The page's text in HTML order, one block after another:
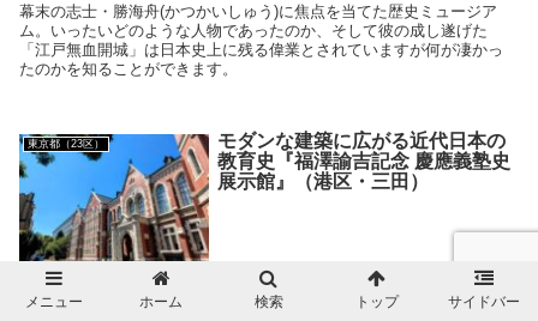
幕末の志士・勝海舟(かつかいしゅう)に焦点を当てた歴史ミュージア
ム。いったいどのような人物であったのか、そして彼の成し遂げた
「江戸無血開城」は日本史上に残る偉業とされていますが何が凄かっ
たのかを知ることができます。
東京都（23区）
モダンな建築に広がる近代日本の
教育史『福澤諭吉記念 慶應義塾史
展示館』（港区・三田）
慶應義塾大学内にあるミュージアム。重要文化財に指定された歴史あ
る建築の内部には、福澤諭吉の生涯と慶應義塾の歴史を伝える展示室
メニュー ホーム 検索 トップ サイドバー